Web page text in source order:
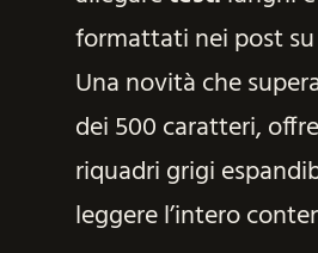
formattati nei post su
Una novità che
dei 500 caratteri,
riquadri grigi
leggere l’intero